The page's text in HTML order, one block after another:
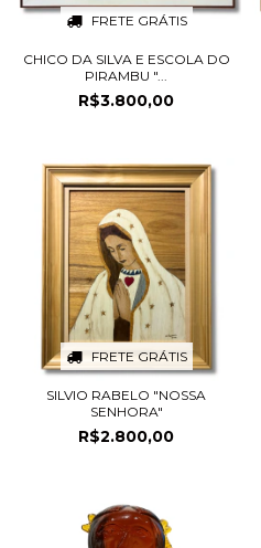
FRETE GRÁTIS
CHICO DA SILVA E ESCOLA DO
PIRAMBU "...
R$3.800,00
FRETE GRÁTIS
SILVIO RABELO "NOSSA
SENHORA"
R$2.800,00